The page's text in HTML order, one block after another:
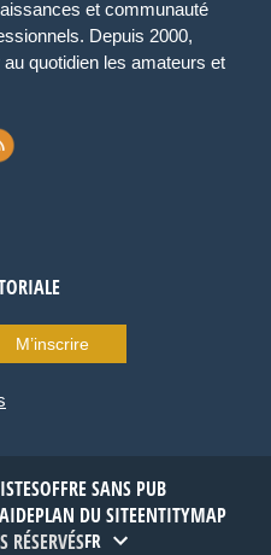
et communauté
Depuis 2000,
quotidien les amateurs et
M’inscrire
OFFRE SANS PUB
AIDEPLAN DU SITEENTITYMAP
FR